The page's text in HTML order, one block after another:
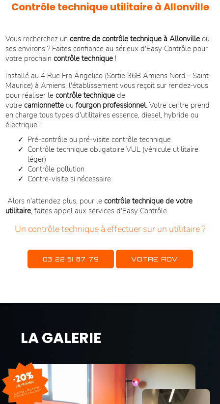
Contrôle technique utilitaire à Allonville
Vous recherchez uncentre de contrôle technique à Allonville ou
ses environs ? Faites confiance au sérieux d'Easy Contrôle pour
votre prochaincontrôle technique !
Installé au 4 Rue Fra Angelico (Sortie 36B Amiens Nord - Saint-
Maurice) à Amiens, l'établissement vous reçoit sur rendez-vous
pour réaliser lecontrôle technique de
votrecamionnette oufourgon professionnel. Votre centre prend
en charge tous types d'utilitaires essence, diesel, hybride ou
électrique :
Pré-contrôle ou pré-visite contrôle technique
Contrôle technique obligatoire VUL (véhicule utilitaire
léger)
Contrôle pollution
Contre-visite si nécessaire
Alors n'attendez plus, pour lecontrôle technique de votre
utilitaire, faites appel aux services d'Easy Contrôle.
Un contrôle technique à effectuer sur un utilitaire ?
03 22 51 87 79 VOTRE RDV
LA GALERIE